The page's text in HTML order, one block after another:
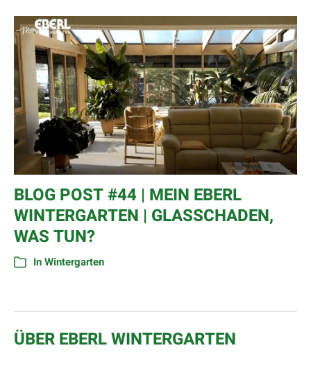
BLOG POST #44 | MEIN EBERL
WINTERGARTEN | GLASSCHADEN,
WAS TUN?
InWintergarten
ÜBER EBERL WINTERGARTEN